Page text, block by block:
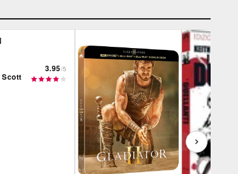
Scott
3.95/5